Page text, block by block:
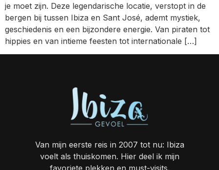
je moet zijn. Deze legendarische locatie, verstopt in de
bergen bij tussen Ibiza en Sant José, ademt mystiek,
geschiedenis en een bijzondere energie. Van piraten tot
hippies en van intieme feesten tot internationale […]
Van mijn eerste reis in 2007 tot nu: Ibiza
voelt als thuiskomen. Hier deel ik mijn